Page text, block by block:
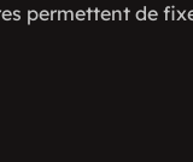
permettent de